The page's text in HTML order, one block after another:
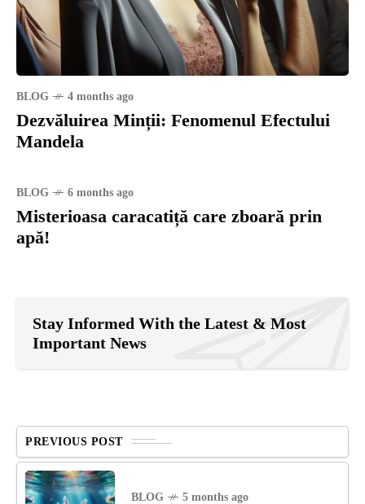
BLOG 4 months ago
Dezvăluirea Minții: Fenomenul Efectului
Mandela
BLOG 6 months ago
Misterioasa caracatiță care zboară prin
apă!
Stay Informed With the Latest & Most
Important News
PREVIOUS POST
BLOG 5 months ago